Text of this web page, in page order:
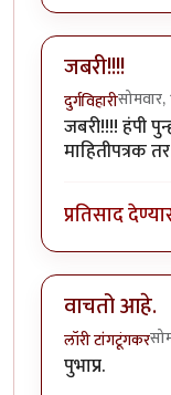
जबरी!!!!
दुर्गविहारी
जबरी!!!! हंपी
माहितीपत्रक
प्रतिसाद
वाचतो आहे.
लॉरी टांगटूंगकर
पुभाप्र.